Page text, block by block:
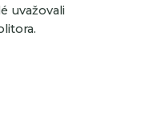
uvažovali